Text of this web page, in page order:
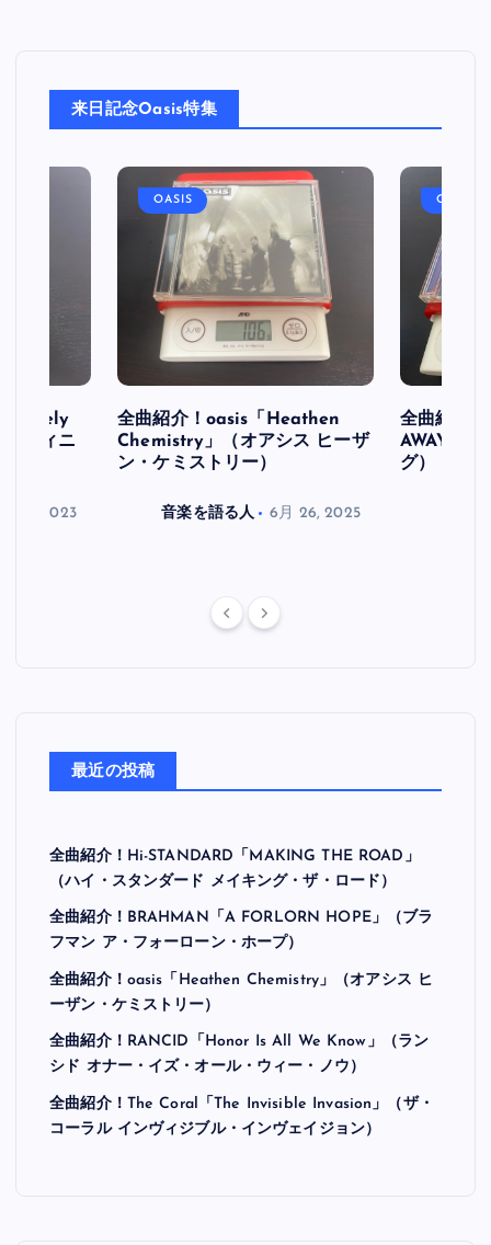
来日記念Oasis特集
フィニ
30, 2023
OASIS
全曲紹介！oasis「Heathen
Chemistry」（オアシス ヒーザ
ン・ケミストリー）
音楽を語る人 6月 26, 2025
OASIS
全曲紹介
AWAY」
グ）
最近の投稿
全曲紹介！Hi-STANDARD「MAKING THE ROAD」
（ハイ・スタンダード メイキング・ザ・ロード）
全曲紹介！BRAHMAN「A FORLORN HOPE」（ブラ
フマン ア・フォーローン・ホープ）
全曲紹介！oasis「Heathen Chemistry」（オアシス ヒ
ーザン・ケミストリー）
全曲紹介！RANCID「Honor Is All We Know」（ラン
シド オナー・イズ・オール・ウィー・ノウ）
全曲紹介！The Coral「The Invisible Invasion」（ザ・
コーラル インヴィジブル・インヴェイジョン）